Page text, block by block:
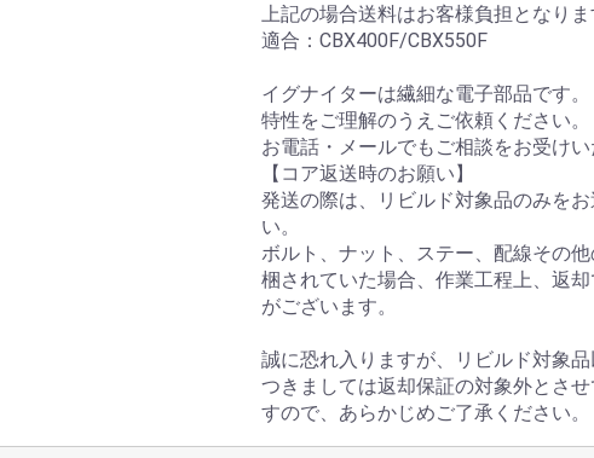
上記の場合送料はお客様負担となりま
適合：CBX400F/CBX550F
イグナイターは繊細な電子部品です。
特性をご理解のうえご依頼ください。
お電話・メールでもご相談をお受けい
【コア返送時のお願い】
発送の際は、リビルド対象品のみをお
い。
ボルト、ナット、ステー、配線その
梱されていた場合、作業工程上、返
がございます。
誠に恐れ入りますが、リビルド対象
つきましては返却保証の対象外とさせ
すので、あらかじめご了承ください。